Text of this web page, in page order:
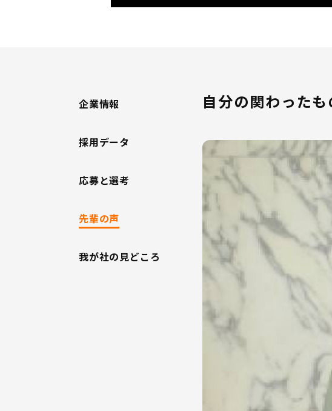
インターンシップにお越しく
企業情報
採用データ
応募と選考
先輩の声
我が社の見どころ
自分の関わった